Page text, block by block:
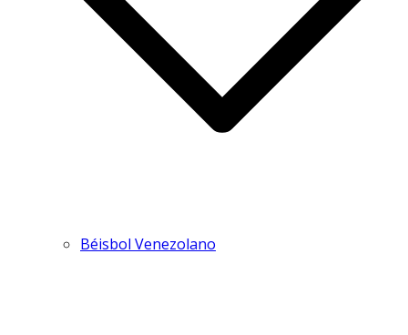
Béisbol Venezolano